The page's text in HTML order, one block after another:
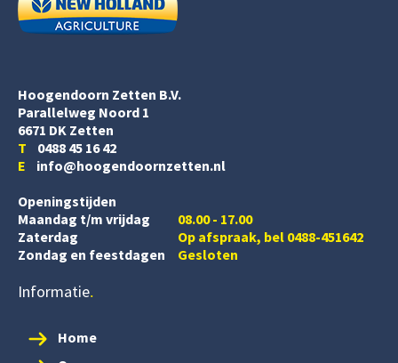
Hoogendoorn Zetten B.V.
Parallelweg Noord 1
6671 DK Zetten
T 0488 45 16 42
E info@hoogendoornzetten.nl
Openingstijden
Maandag t/m vrijdag
08.00 - 17.00
Zaterdag
Op afspraak, bel 0488-451642
Zondag en feestdagen
Gesloten
Informatie
Home